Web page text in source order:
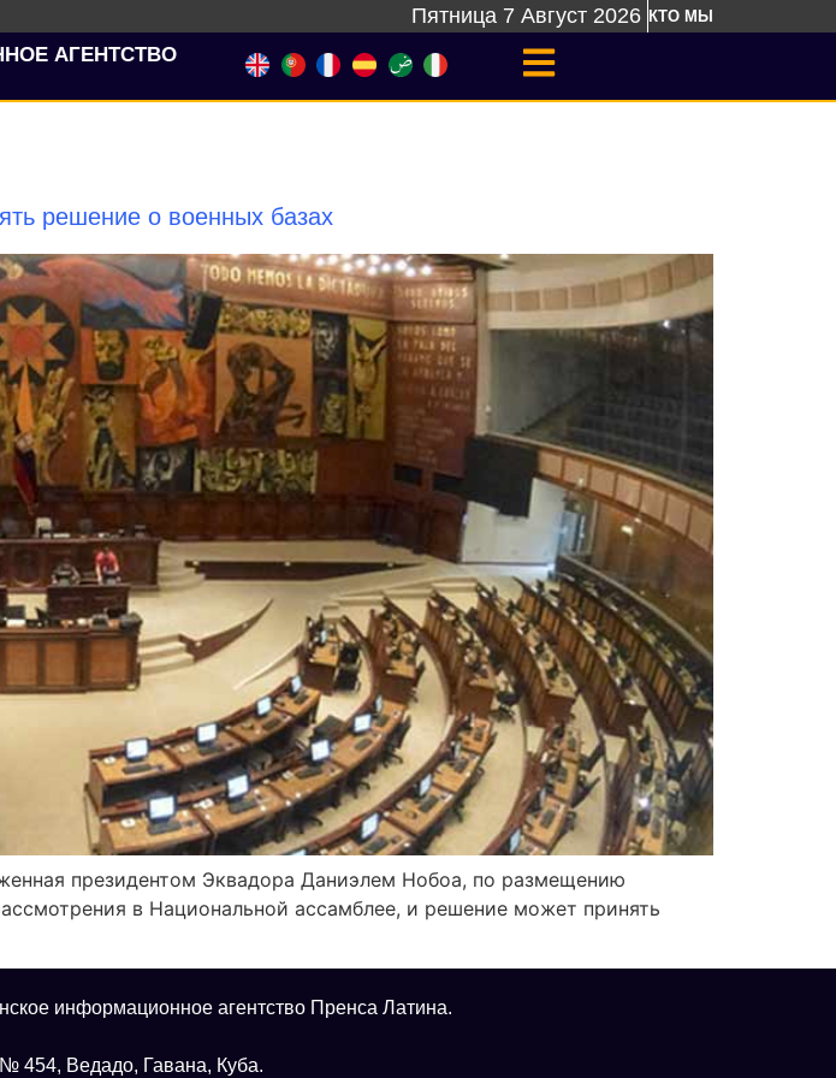
Пятница 7 Август 2026 КТО МЫ
АГЕНТСТВО
решение о военных базах
президентом Эквадора Даниэлем Нобоа, по размещению
в Национальной ассамблее, и решение может принять
информационное агентство Пренса Латина.
454, Ведадо, Гавана, Куба.